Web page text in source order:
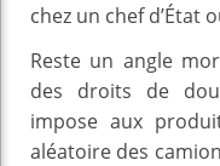
chez un chef d’État
Reste un angle
des droits de
impose aux
aléatoire des